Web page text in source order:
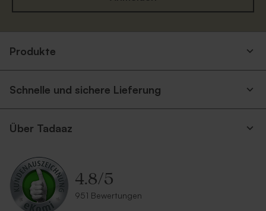
Rosa Umschlag
Grüner Umschlag
Produkte
Schnelle und sichere Lieferung
Über Tadaaz
4.8/5
951 Bewertungen